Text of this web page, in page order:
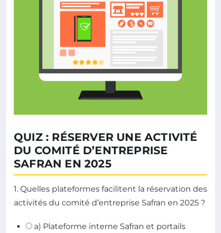
QUIZ : RÉSERVER UNE ACTIVITÉ
DU COMITÉ D’ENTREPRISE
SAFRAN EN 2025
1. Quelles plateformes facilitent la réservation des
activités du comité d’entreprise Safran en 2025 ?
a) Plateforme interne Safran et portails